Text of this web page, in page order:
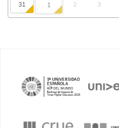
31 1 2 3